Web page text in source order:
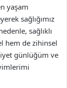
yaşam
sağlığımız
sağlıklı
hem de zihinsel
günlüğüm ve